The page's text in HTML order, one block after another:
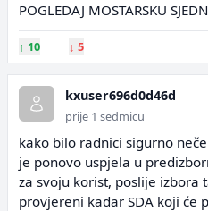
POGLEDAJ MOSTARSKU
↑ 10 ↓ 5
kxuser696d0d46d
prije 1 sedmicu
kako bilo radnici sigurno
je ponovo uspjela u
za svoju korist, poslije izbora
provjereni kadar SDA koji će